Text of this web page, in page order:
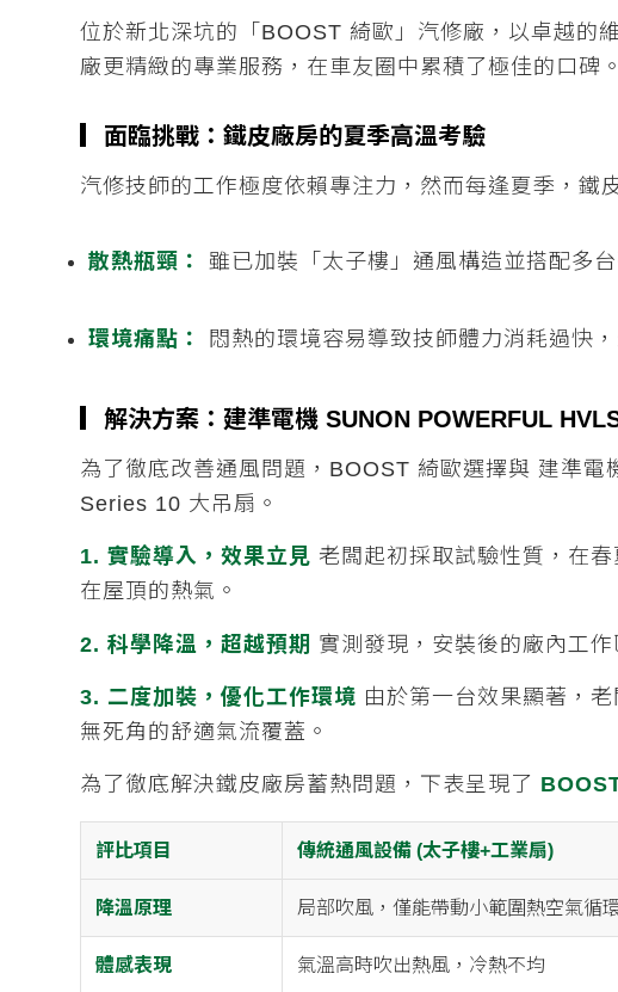
位於新北深坑的「BOOST 綺歐」汽修廠，以卓越的
廠更精緻的專業服務，在車友圈中累積了極佳的口碑。
面臨挑戰：鐵皮廠房的夏季高溫考驗
汽修技師的工作極度依賴專注力，然而每逢夏季，鐵
散熱瓶頸： 雖已加裝「太子樓」通風構造並搭配多
環境痛點： 悶熱的環境容易導致技師體力消耗過快
▎解決方案：建準電機 SUNON POWERFUL
為了徹底改善通風問題，BOOST 綺歐選擇與 建準
Series 10 大吊扇。
1. 實驗導入，效果立見 老闆起初採取試驗性質，在
在屋頂的熱氣。
2. 科學降溫，超越預期 實測發現，安裝後的廠內工
3. 二度加裝，優化工作環境 由於第一台效果顯著，
無死角的舒適氣流覆蓋。
為了徹底解決鐵皮廠房蓄熱問題，下表呈現了
評比項目 傳統通風設備 (太子樓+工業扇)
降溫原理 局部吹風，僅能帶動小範圍熱空氣循
體感表現 氣溫高時吹出熱風，冷熱不均